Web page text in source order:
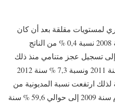
لمستويات مقلقة بعد أن كان
يسجل فائض بلغ إلى حدود سنة 2008 نسبة 0,4 % من الناتج
إلى تسجيل عجز متنامي منذ ذلك
التاريخ ووصل إلى نسبة 6 % سنة 2011 ونسبة 7,3 % سنة 2012
سنة 2013. ونتيجة لذلك ارتفعت نسبة المديونية من
41,1 % من الناتج الداخلي الخام سنة 2009 إلى حوالي 59,6 % سنة